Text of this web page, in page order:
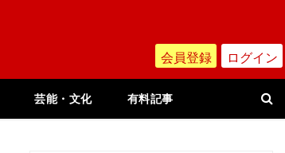
会員登録 ログイン
芸能・文化 有料記事